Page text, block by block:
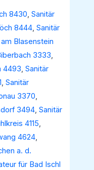
8430,Sanitär
8444,Sanitär
Blasenstein
3333,
4493,Sanitär
,Sanitär
3370,
3494,Sanitär
4115,
4624,
a. d.
für Bad Ischl